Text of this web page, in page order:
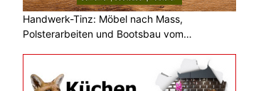
Handwerk-Tinz: Möbel nach Mass,
Polsterarbeiten und Bootsbau vom